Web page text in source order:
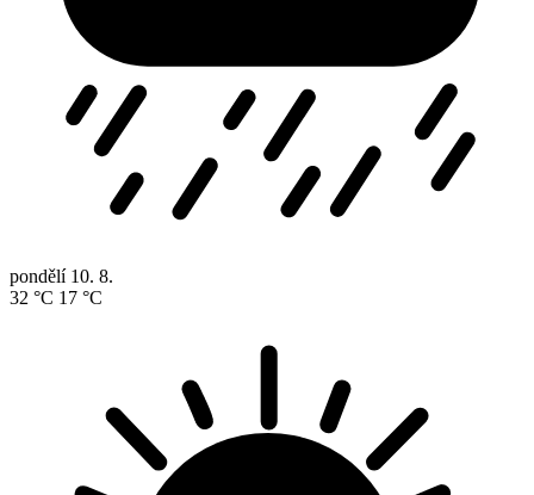
pondělí 10. 8.
32 °C 17 °C